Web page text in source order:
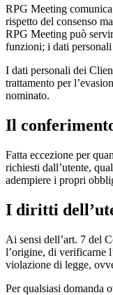
RPG Meeting
rispetto del consenso
RPG Meeting può
funzioni; i dati
I dati personali dei
trattamento per
nominato.
Il
Fatta eccezione per
richiesti dall’utente,
adempiere i propri
I diritti
Ai sensi dell’art. 7 del
l’origine, di verificarne
violazione di legge,
Per qualsiasi domanda